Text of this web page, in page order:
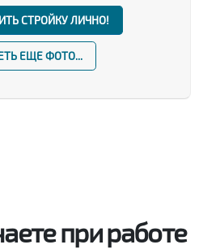
СТРОЙКУ ЛИЧНО!
ЕЩЕ ФОТО...
при работе